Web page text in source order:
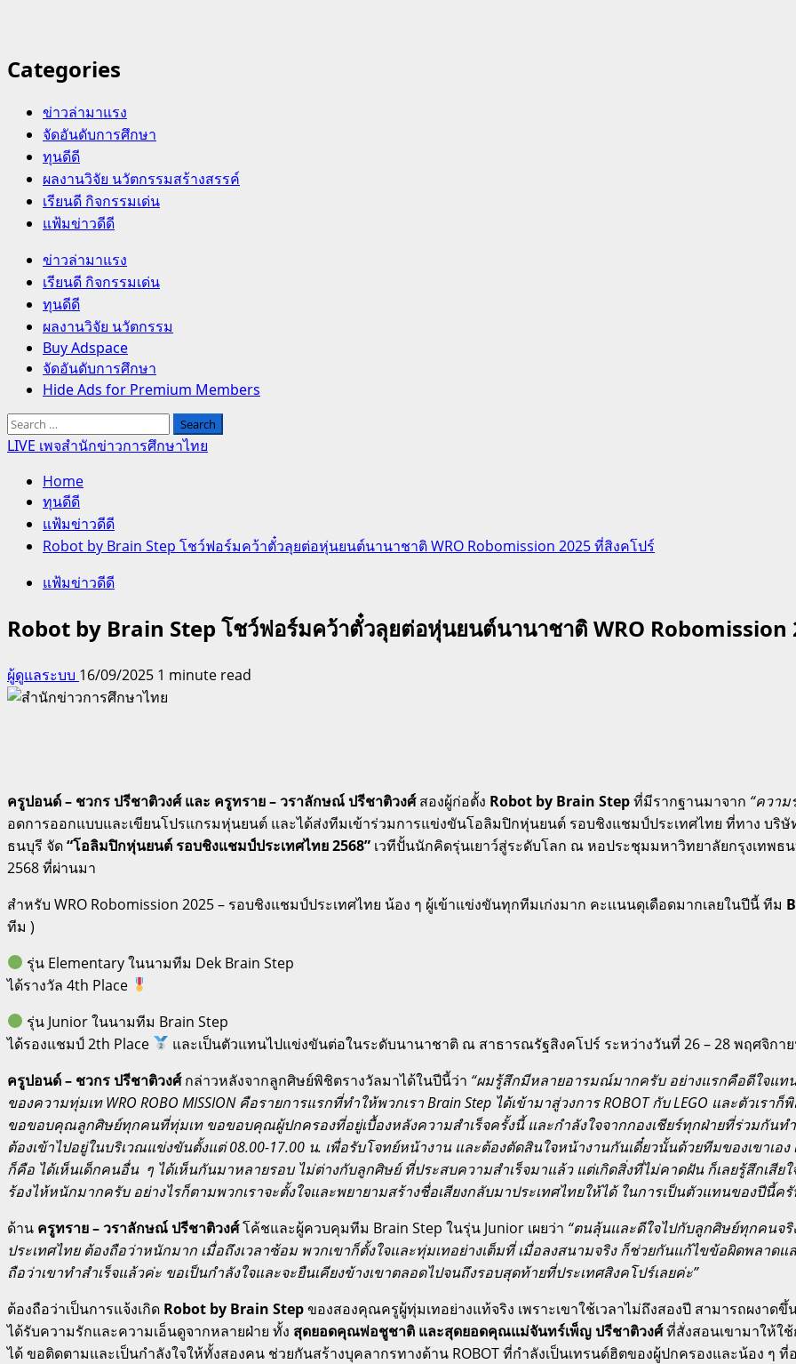
Categories
ข่าวล่ามาแรง
จัดอันดับการศึกษา
ทุนดีดี
ผลงานวิจัย นวัตกรรมสร้างสรรค์
เรียนดี กิจกรรมเด่น
แฟ้มข่าวดีดี
Primary
Menu
ข่าวล่ามาแรง
เรียนดี กิจกรรมเด่น
ทุนดีดี
ผลงานวิจัย นวัตกรรม
Buy Adspace
จัดอันดับการศึกษา
Hide Ads for Premium Members
Search
for:
LIVE เพจสำนักข่าวการศึกษาไทย
Home
ทุนดีดี
แฟ้มข่าวดีดี
Robot by Brain Step โชว์ฟอร์มคว้าตั๋วลุยต่อหุ่นยนต์นานาชาติ WRO Robomission 2025 ที่สิงคโปร์
แฟ้มข่าวดีดี
Robot by Brain Step โชว์ฟอร์มคว้าตั๋วลุยต่อหุ่นยนต์นานาชาติ WRO Robomission
ผู้ดูแลระบบ 16/09/2025 1 minute read
ครูปอนด์ – ชวกร ปรีชาติวงศ์ และ ครูทราย – วราลักษณ์ ปรีชาติวงศ์สองผู้ก่อตั้ง Robot by Brain Stepที่มีรากฐานมาจาก “ความ
อดการออกแบบและเขียนโปรแกรมหุ่นยนต์ และได้ส่งทีมเข้าร่วมการแข่งขันโอลิมปิกหุ่นยนต์ รอบชิงแชมป์ประเทศไทย ที่ทาง บริ
ธนบุรี จัด“โอลิมปิกหุ่นยนต์ รอบชิงแชมป์ประเทศไทย 2568” เวทีปั้นนักคิดรุ่นเยาว์สู่ระดับโลก ณ หอประชุมมหาวิทยาลัยกรุงเทพธ
2568 ที่ผ่านมา
สำหรับ WRO Robomission 2025 – รอบชิงแชมป์ประเทศไทย น้อง ๆ ผู้เข้าแข่งขันทุกทีมเก่งมาก คะเเนนดุเดือดมากเลยในปีนี้ ทีม
ทีม )
รุ่น Elementary ในนามทีม Dek Brain Step
ได้รางวัล 4th Place
รุ่น Junior ในนามทีม Brain Step
ได้รองแชมป์ 2th Place
และเป็นตัวแทนไปแข่งขันต่อในระดับนานาชาติ ณ สาธารณรัฐสิงคโปร์ ระหว่างวันที่ 26 – 28 พฤศจิกา
ครูปอนด์ – ชวกร ปรีชาติวงศ์กล่าวหลังจากลูกศิษย์พิชิตรางวัลมาได้ในปีนี้ว่า “ผมรู้สึกมีหลายอารมณ์มากครับ อย่างแรกคือดีใจแท
ของความทุ่มเท WRO ROBO MISSION คือรายการแรกที่ทำให้พวกเรา Brain Step ได้เข้ามาสู่วงการ ROBOT กับ LEGO และตัวเ
ขอขอบคุณลูกศิษย์ทุกคนที่ทุ่มเท ขอขอบคุณผู้ปกครองที่อยู่เบื้องหลังความสำเร็จครั้งนี้ และกำลังใจจากกองเชียร์ทุกฝ่ายที่ร่วมกันทำ
ต้องเข้าไปอยู่ในบริเวณแข่งขันตั้งแต่ 08.00-17.00 น. เพื่อรับโจทย์หน้างาน และต้องตัดสินใจหน้างานกันเดี๋ยวนั้นด้วยทีมของเขาเอ
ก็คือ ได้เห็นเด็กคนอื่น ๆ ได้เห็นกันมาหลายรอบ ไม่ต่างกับลูกศิษย์ ที่ประสบความสำเร็จมาแล้ว แต่เกิดสิ่งที่ไม่คาดฝัน ก็เลยรู้สึกเสีย
ร้องไห้หนักมากครับ อย่างไรก็ตามพวกเราจะตั้งใจและพยายามสร้างชื่อเสียงกลับมาประเทศไทยให้ได้ ในการเป็นตัวแทนของปีนี้
ด้าน ครูทราย – วราลักษณ์ ปรีชาติวงศ์โค้ชและผู้ควบคุมทีม Brain Step ในรุ่น Junior เผยว่า “ตนลุ้นและดีใจไปกับลูกศิษย์ทุกคนจ
ประเทศไทย ต้องถือว่าหนักมาก เมื่อถึงเวลาซ้อม พวกเขาก็ตั้งใจและทุ่มเทอย่างเต็มที่ เมื่อลงสนามจริง ก็ช่วยกันแก้ไขข้อผิดพลา
ถือว่าเขาทำสำเร็จแล้วค่ะ ขอเป็นกำลังใจและจะยืนเคียงข้างเขาตลอดไปจนถึงรอบสุดท้ายที่ประเทศสิงคโปร์เลยค่ะ”
ต้องถือว่าเป็นการแจ้งเกิด Robot by Brain Stepของสองคุณครูผู้ทุ่มเทอย่างแท้จริง เพราะเขาใช้เวลาไม่ถึงสองปี สามารถผงาด
ได้รับความรักและความเอ็นดูจากหลายฝ่าย ทั้ง สุดยอดคุณพ่อชูชาติ และสุดยอดคุณแม่จันทร์เพ็ญ ปรีชาติวงศ์ที่สั่งสอนเขามาให้ใ
ได้ ขอติดตามและเป็นกำลังใจให้ทั้งสองคน ช่วยกันสร้างบุคลากรทางด้าน ROBOT ที่กำลังเป็นเทรนด์ฮิตของผู้ปกครองและน้อง ๆ